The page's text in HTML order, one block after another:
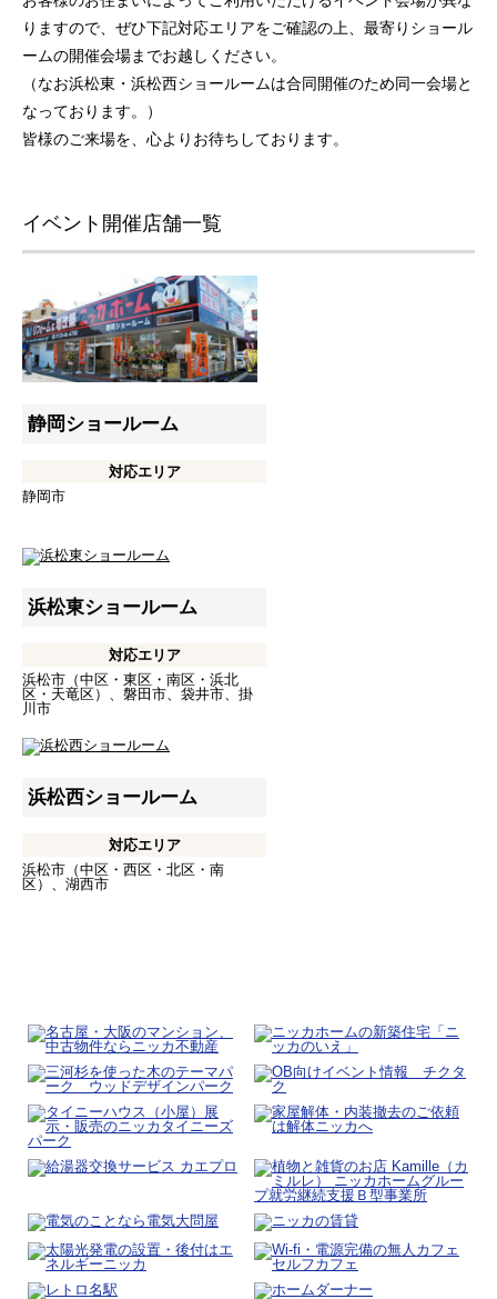
りますので、ぜひ下記対応エリアをご確認の上、最寄りショール
ームの開催会場までお越しください。
（なお浜松東・浜松西ショールームは合同開催のため同一会場と
なっております。）
皆様のご来場を、心よりお待ちしております。
イベント開催店舗一覧
静岡ショールーム
対応エリア
静岡市
浜松東ショールーム
対応エリア
浜松市（中区・東区・南区・浜北
区・天竜区）、磐田市、袋井市、掛
川市
浜松西ショールーム
対応エリア
浜松市（中区・西区・北区・南
区）、湖西市